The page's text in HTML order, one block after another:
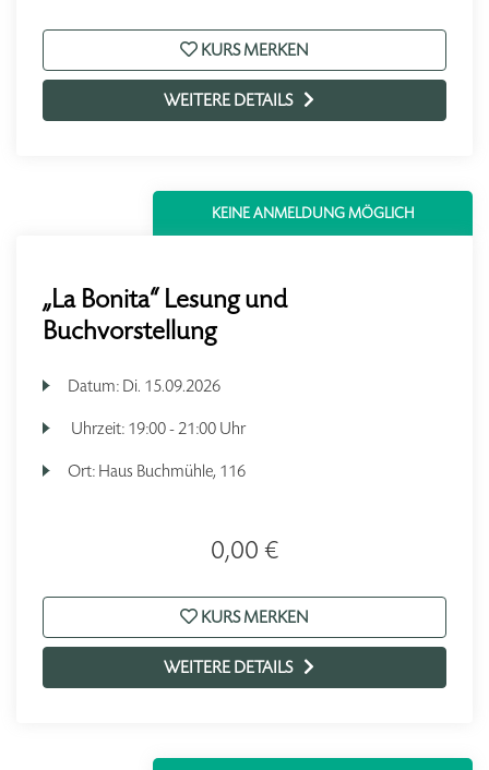
KURS MERKEN
WEITERE DETAILS
KEINE ANMELDUNG MÖGLICH
„La Bonita“ Lesung und
Buchvorstellung
Datum: Di. 15.09.2026
Uhrzeit: 19:00 - 21:00 Uhr
Ort: Haus Buchmühle, 116
0,00 €
KURS MERKEN
WEITERE DETAILS